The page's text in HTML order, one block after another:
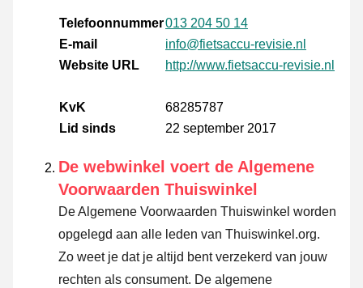
Telefoonnummer013 204 50 14
E-mail
info@fietsaccu-revisie.nl
Website URL
http://www.fietsaccu-revisie.nl
KvK
68285787
Lid sinds
22 september 2017
De webwinkel voert de Algemene
Voorwaarden Thuiswinkel
De Algemene Voorwaarden Thuiswinkel worden
opgelegd aan alle leden van Thuiswinkel.org.
Zo weet je dat je altijd bent verzekerd van jouw
rechten als consument. De algemene